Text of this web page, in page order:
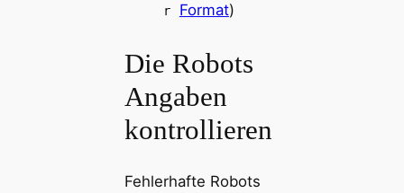
r
Format)
Die Robots
Angaben
kontrollieren
Fehlerhafte Robots